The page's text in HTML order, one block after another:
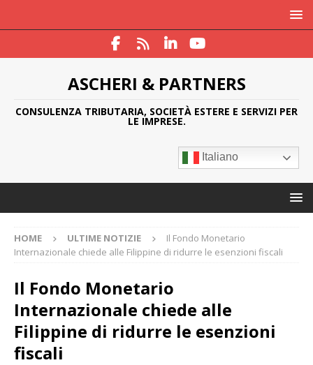
ASCHERI & PARTNERS
CONSULENZA TRIBUTARIA, SOCIETÀ ESTERE E SERVIZI PER
LE IMPRESE.
Italiano
HOME ULTIME NOTIZIE
Il Fondo Monetario
Internazionale chiede alle Filippine di ridurre le esenzioni fiscali
Il Fondo Monetario
Internazionale chiede alle
Filippine di ridurre le esenzioni
fiscali